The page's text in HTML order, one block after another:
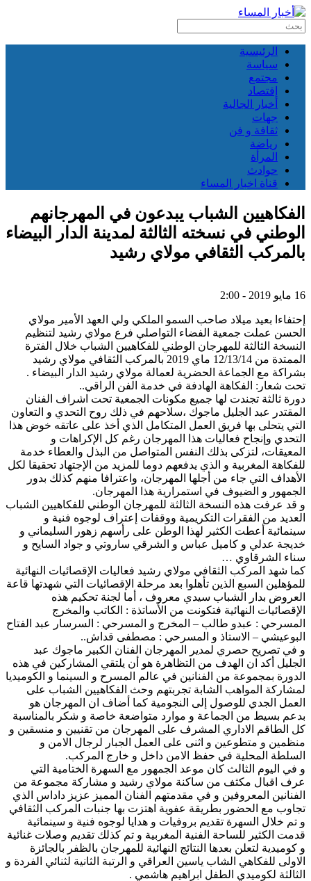
الرئيسية
سياسة
مجتمع
إقتصاد
أخبار الجالية
جهات
ثقافة و فن
رياضة
المرأة
حوادث
قناة اخبار المساء
الفكاهيين الشباب يبدعون في المهرجانهم
الوطني في نسخته الثالثة لمدينة الدار البيضاء
بالمركب الثقافي مولاي رشيد
16 مايو 2019 - 2:00
إحتفاءا بعيد ميلاد صاحب السمو الملكي ولي العهد الأمير مولاي
الحسن عملت جمعية الفضاء التواصلي فرع مولاي رشيد لتنظيم
النسخة الثالثة للمهرجان الوطني للفكاهيين الشباب خلال الفترة
الممتدة من 12/13/14 ماي 2019 بالمركب الثقافي مولاي رشيد
بشراكة مع الجماعة الحضرية لعمالة مولاي رشيد الدار البيضاء .
تحت شعار: الفكاهة الهادفة في خدمة الفن الراقي..
دورة ثالثة تجندت لها جميع مكونات الجمعية تحت اشراف الفنان
المقتدر عبد الجليل ماجوك ،سلاحهم في ذلك روح التحدي و التعاون
التي يتحلى بها فريق العمل المتكامل الذي أخذ على عاتقه خوض هذا
التحدي وإنجاح فعاليات هذا المهرجان رغم كل الإكراهات و
المعيقات، لتزكى بذلك النفس المتواصل من البذل والعطاء خدمة
للفكاهة المغربية و الذي يدفعهم دوما للمزيد من الإجتهاد تحقيقا لكل
الأهداف التي جاء من أجلها المهرجان، واعترافا منهم كذلك بدور
الجمهور و الضيوف في استمرارية هذا المهرجان.
و قد عرفت هذه النسخة الثالثة للمهرجان الوطني للفكاهيين الشباب
العديد من الفقرات التكريمية ووقفات إعتراف لوجوه فنية و
سينمائية أعطت الكثير لهذا الوطن على رأسهم زهور السليماني و
خديجة عدلي و كاميل عباس و الشرقي ساروتي و جواد السايح و
سناء الشرقاوي …
كما شهد المركب الثقافي مولاي رشيد فعاليات الإقصائيات النهائية
للمؤهلين السبع الذين تأهلوا بعد مرحلة الإقصائيات التي شهدتها قاعة
العروض بدار الشباب سيدي معروف ، أما لجنة تحكيم هذه
الإقصائيات النهائية فتكونت من الأساتذة : الكاتب والمخرج
المسرحي : عبدو طالب – المخرج و المسرحي : السرسار عبد الفتاح
البوعيشي – الاستاذ و المسرحي : مصطفى قداش..
و في تصريح حصري لمدير المهرجان الفنان الكبير ماجوك عبد
الجليل أكد ان الهدف من التظاهرة هو أن يلتقي المشاركين في هذه
الدورة بمجموعة من الفنانين في عالم المسرح و السينما و الكوميديا
لمشاركة المواهب الشابة تجربتهم وحث الفكاهيين الشباب على
العمل الجدي للوصول إلى النجومية كما أضاف ان المهرجان هو
بدعم بسيط من الجماعة و موارد متواضعة خاصة و شكر بالمناسبة
كل الطاقم الاداري المشرف على المهرجان من تقنيين و منسقين و
منظمين و متطوعين و اثنى على العمل الجبار لرجال الامن و
السلطة المحلية في حفظ الامن داخل و خارج المركب.
و في اليوم الثالث كان موعد الجمهور مع السهرة الختامية التي
عرف اقبال مكثف من ساكنة مولاي رشيد و مشاركة مجموعة من
الفنانين المعروفين و في مقدمتهم الفنان المميز عزيز داداس الذي
تجاوب مع الحضور بطريقة عفوية اهتزت بها جنبات المركب الثقافي
و تم خلال السهرة تقديم بروفيات و هدايا لوجوه فنية و سينمائية
قدمت الكثير للساحة الفنية المغربية و تم كذلك تقديم وصلات غنائية
و كوميدية لتعلن بعدها النتائج النهائية للمهرجان بالظفر بالجائزة
الاولى للفكاهي الشاب ياسين العراقي و الرتبة الثانية لثنائي الفردة و
الثالثة لكوميدي الطفل ابراهيم هاشمي .